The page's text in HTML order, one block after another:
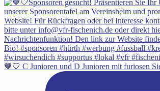
💙🤍 C Junioren und D Junioren mit furiosen